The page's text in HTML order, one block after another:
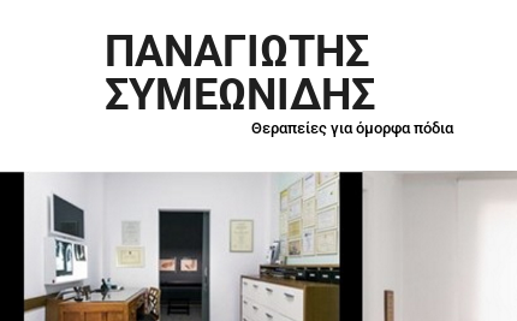
ΠΑΝΑΓΙΩΤΗΣ
ΣΥΜΕΩΝΙΔΗΣ
Θεραπείες για όμορφα πόδια